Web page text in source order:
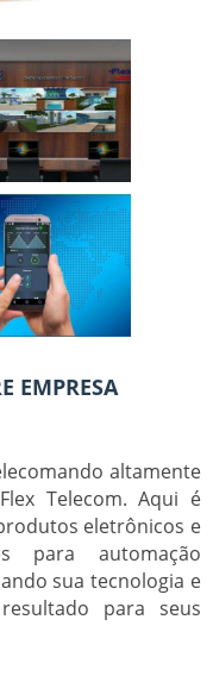
EMPRESA
altamente
Telecom. Aqui é
eletrônicos e
para automação
sua tecnologia e
para seus